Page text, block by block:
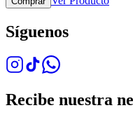
Síguenos
Recibe nuestra